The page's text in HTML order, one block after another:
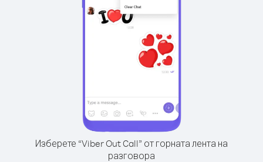
Изберете “Viber Out Call” от горната лента на
разговора